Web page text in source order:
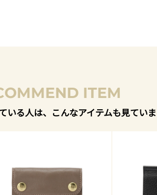
ITEM
いる人は、こんなアイテムも見てい